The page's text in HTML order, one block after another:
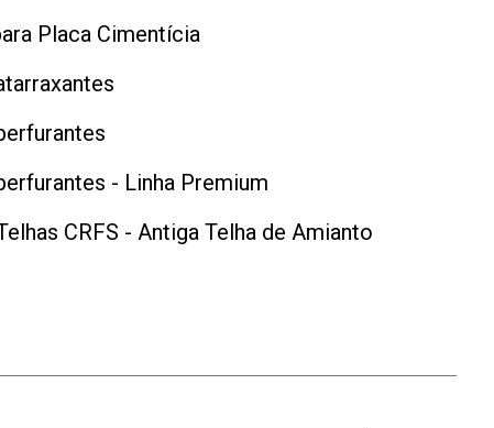
Placa Cimentícia
- Linha Premium
CRFS - Antiga Telha de Amianto